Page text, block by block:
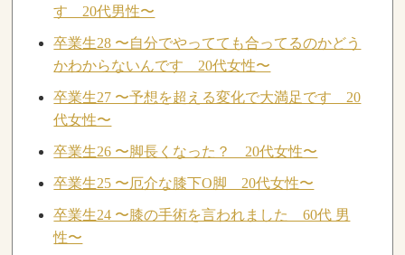
す 20代男性〜
卒業生28 〜自分でやってても合ってるのかどう
かわからないんです 20代女性〜
卒業生27 〜予想を超える変化で大満足です 20
代女性〜
卒業生26 〜脚長くなった？ 20代女性〜
卒業生25 〜厄介な膝下O脚 20代女性〜
卒業生24 〜膝の手術を言われました 60代 男
性〜